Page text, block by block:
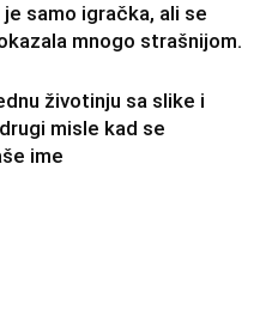
samo igračka, ali se
mnogo strašnijom.
životinju sa slike i
misle kad se
ime